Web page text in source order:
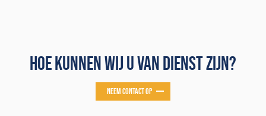
HOE KUNNEN WIJ U VAN DIENST ZIJN?
NEEM CONTACT OP